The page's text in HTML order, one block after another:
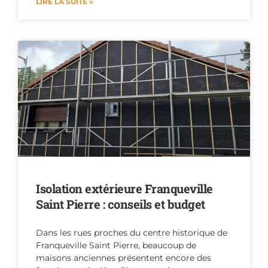
Isolation extérieure Franqueville
Saint Pierre : conseils et budget
Dans les rues proches du centre historique de
Franqueville Saint Pierre, beaucoup de
maisons anciennes présentent encore des